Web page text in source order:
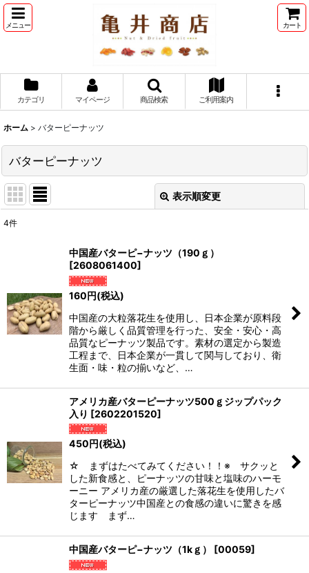
メニュー カート
カテゴリ マイページ 商品検索 ご利用案内
ホーム > バターピーナッツ
バターピーナッツ
表示順変更
絞り込む
4件
中国産バターピ−ナッツ（190ｇ）
[2608061400]
160円(税込)
中国産の大粒落花生を使用し、日本企業が原料段
階から厳しく品質管理を行った、安全・安心・高
品質なピーナッツ製品です。素材の選定から製造
工程まで、日本企業が一貫して関与しており、衛
生面・味・粒の揃いなど、…
アメリカ産バターピーナッツ500ｇジップパック
入り [2602201520]
450 円(税込)
☆ まずはたべてみてください！！※ サクッと
した新食感と、ピーナッツの甘味と塩味のハーモ
ーニー アメリカ産の厳選した落花生を使用したバ
ターピーナッツ中国産との食感の違いに驚きを感
じます まず…
中国産バターピ−ナッツ（1kｇ） [00059]